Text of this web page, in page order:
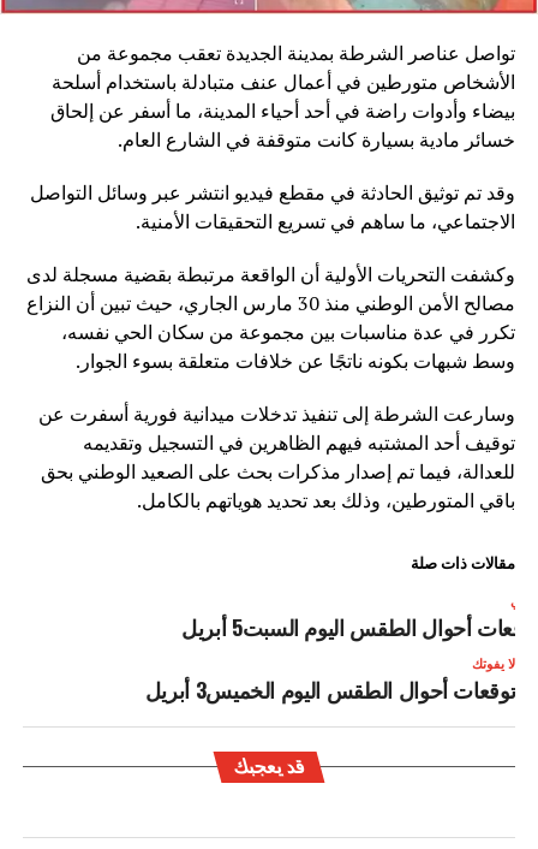
تواصل عناصر الشرطة بمدينة الجديدة تعقب مجموعة من
الأشخاص متورطين في أعمال عنف متبادلة باستخدام أسلحة
بيضاء وأدوات راضة في أحد أحياء المدينة، ما أسفر عن إلحاق
خسائر مادية بسيارة كانت متوقفة في الشارع العام.
وقد تم توثيق الحادثة في مقطع فيديو انتشر عبر وسائل التواصل
الاجتماعي، ما ساهم في تسريع التحقيقات الأمنية.
وكشفت التحريات الأولية أن الواقعة مرتبطة بقضية مسجلة لدى
مصالح الأمن الوطني منذ 30 مارس الجاري، حيث تبين أن النزاع
تكرر في عدة مناسبات بين مجموعة من سكان الحي نفسه،
وسط شبهات بكونه ناتجًا عن خلافات متعلقة بسوء الجوار.
وسارعت الشرطة إلى تنفيذ تدخلات ميدانية فورية أسفرت عن
توقيف أحد المشتبه فيهم الظاهرين في التسجيل وتقديمه
للعدالة، فيما تم إصدار مذكرات بحث على الصعيد الوطني بحق
باقي المتورطين، وذلك بعد تحديد هوياتهم بالكامل.
مقالات ذات صلة
أحوال الطقس اليوم السبت5 أبريل
لا يفوتك
توقعات أحوال الطقس اليوم الخميس3 أبريل
قد يعجبك